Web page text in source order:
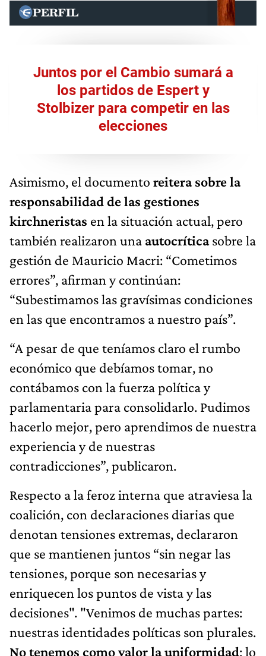
Juntos por el Cambio sumará a
los partidos de Espert y
Stolbizer para competir en las
elecciones
Asimismo, el documento reitera sobre la
responsabilidad de las gestiones
kirchneristas en la situación actual, pero
también realizaron una autocríticasobre la
gestión de Mauricio Macri: “Cometimos
errores”, afirman y continúan:
“Subestimamos las gravísimas condiciones
en las que encontramos a nuestro país”.
“A pesar de que teníamos claro el rumbo
económico que debíamos tomar, no
contábamos con la fuerza política y
parlamentaria para consolidarlo. Pudimos
hacerlo mejor, pero aprendimos de nuestra
experiencia y de nuestras
contradicciones”, publicaron.
Respecto a la feroz interna que atraviesa la
coalición, con declaraciones diarias que
denotan tensiones extremas, declararon
que se mantienen juntos “sin negar las
tensiones, porque son necesarias y
enriquecen los puntos de vista y las
decisiones". "Venimos de muchas partes:
nuestras identidades políticas son plurales.
No tenemos como valor la uniformidad; lo